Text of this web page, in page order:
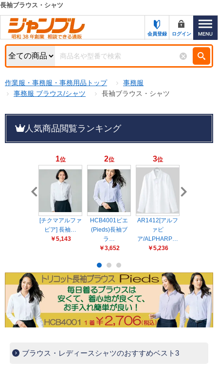
カテゴリー一覧
お知らせ
特集・キャンペーン一覧
初めての方へ
サポート＆ヘルプ
ジャンブレの特長
新規登録キャンペーン
名入れ刺繍
メーカーカタログ一覧
カタログ請求（無料）
試着サンプル無料貸し出し
デジタルカタログ
キーワード検索
検索条件
商品ステータスで絞る
キャンペーン
おすすめ
売れ筋
オリジナル
販売終了
販売価格(税抜き)で絞る
円まで
長袖ブラウス・シャツ
会員登録 ログイン
作業服・事務服・事務用品トップ
事務服
事務服 ブラウス/シャツ
長袖ブラウス・シャツ
人気商品閲覧ランキング
1位
[チクマアルファ
ピア] 長袖…
￥5,143
2位
HCB4001ピエ
(Pieds)長袖ブ
ラ…
￥3,652
3位
AR1412[アルフ
ァピ
ア/ALPHARP…
￥5,236
ブラウス・レディースシャツのおすすめベスト3